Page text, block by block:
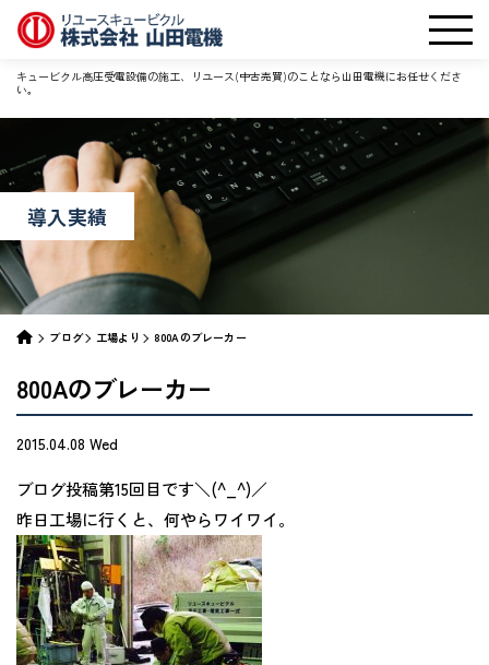
キュービクル高圧受電設備の施工、リユース(中古売買)のことなら山田電機にお任せくださ
い。
導入実績
ブログ 工場より 800Aのブレーカー
800Aのブレーカー
2015.04.08 Wed
ブログ投稿第15回目です＼(^_^)／
昨日工場に行くと、何やらワイワイ。